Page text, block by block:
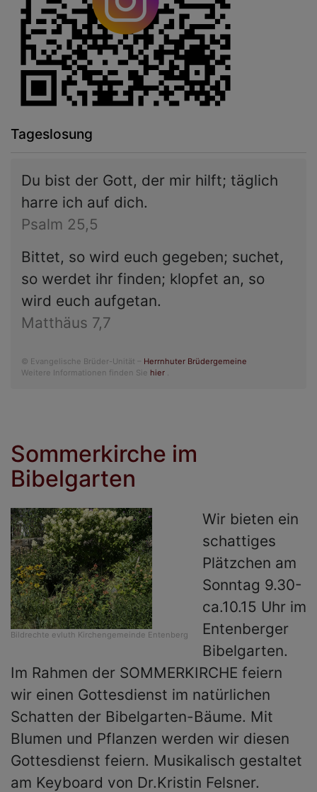
Tageslosung
Du bist der Gott, der mir hilft; täglich
harre ich auf dich.
Psalm 25,5
Bittet, so wird euch gegeben; suchet,
so werdet ihr finden; klopfet an, so
wird euch aufgetan.
Matthäus 7,7
© Evangelische Brüder-Unität – Herrnhuter Brüdergemeine
Weitere Informationen finden Sie hier
Sommerkirche im
Bibelgarten
Bildrechte evluth Kirchengemeinde Entenberg
Wir bieten ein
schattiges
Plätzchen am
Sonntag 9.30-
ca.10.15 Uhr im
Entenberger
Bibelgarten.
Im Rahmen der SOMMERKIRCHE feiern
wir einen Gottesdienst im natürlichen
Schatten der Bibelgarten-Bäume. Mit
Blumen und Pflanzen werden wir diesen
Gottesdienst feiern. Musikalisch gestaltet
am Keyboard von Dr.Kristin Felsner.